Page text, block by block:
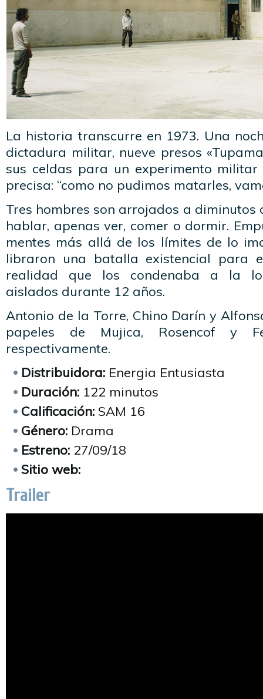
La historia transcurre en 1973. Una
dictadura militar, nueve presos
sus celdas para un experimento
precisa: “como no pudimos matarles,
Tres hombres son arrojados a diminutos
hablar, apenas ver, comer o dormir.
mentes más allá de los límites de lo
libraron una batalla existencial para
realidad que los condenaba a la
aislados durante 12 años.
Antonio de la Torre, Chino Darín y
papeles de Mujica, Rosencof y
respectivamente.
Distribuidora: Energia Entusiasta
Duración: 122 minutos
Calificación: SAM 16
Género: Drama
Estreno: 27/09/18
Sitio web:
Trailer